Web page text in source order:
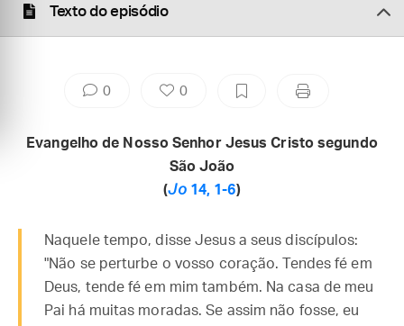
Texto do episódio
0 0
Evangelho de Nosso Senhor Jesus Cristo segundo
São João
(Jo14, 1-6)
Naquele tempo, disse Jesus a seus discípulos:
"Não se perturbe o vosso coração. Tendes fé em
Deus, tende fé em mim também. Na casa de meu
Pai há muitas moradas. Se assim não fosse, eu